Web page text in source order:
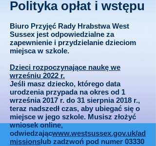
Polityka opłat i wstępu
Biuro Przyjęć Rady Hrabstwa West
Sussex jest odpowiedzialne za
zapewnienie i przydzielanie dzieciom
miejsca w szkole.
Dzieci rozpoczynające naukę we
wrześniu 2022 r.
Jeśli masz dziecko, którego data
urodzenia przypada na okres od 1
września 2017 r. do 31 sierpnia 2018 r.,
teraz nadszedł czas, aby ubiegać się o
miejsce w jego szkole. Musisz złożyć
wniosek online,
odwiedzającwww.westsussex.gov.uk/ad
missionslub zadzwoń pod numer 03330